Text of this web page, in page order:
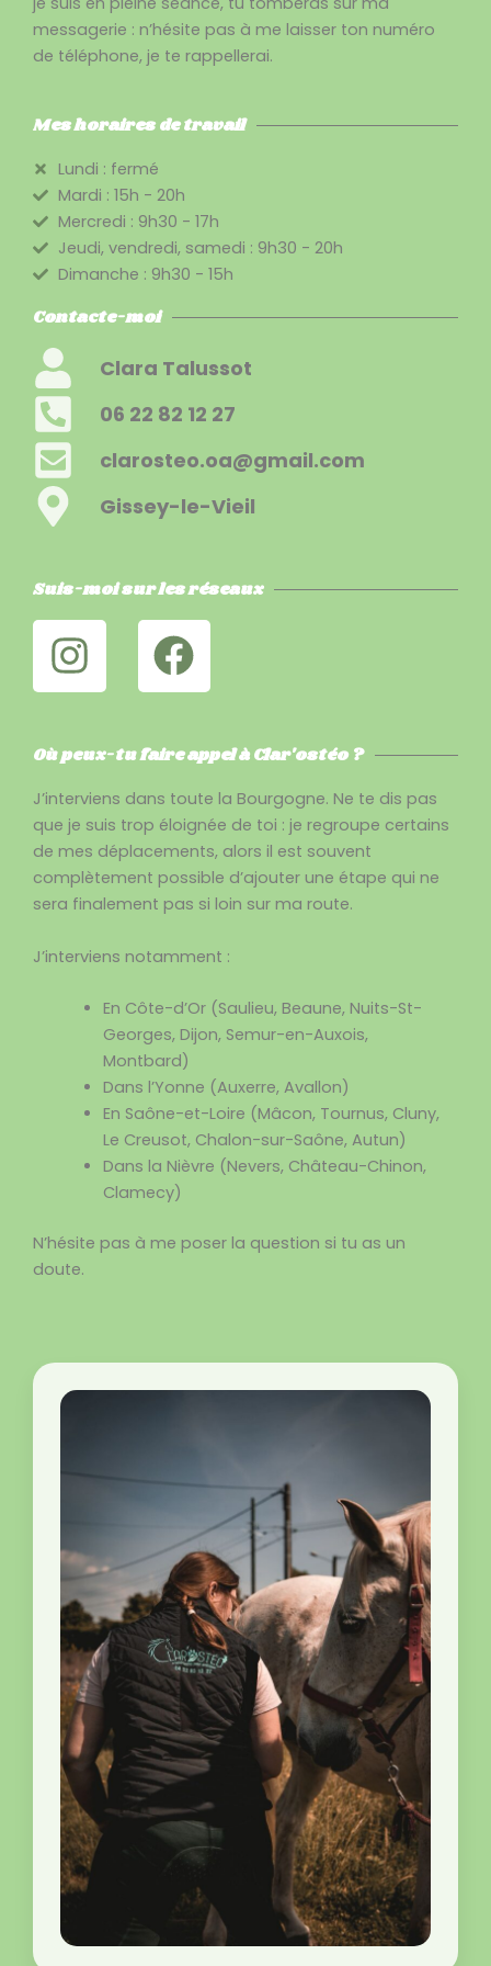
messagerie : n’hésite pas à me laisser ton numéro
de téléphone, je te rappellerai.
Mes horaires de travail
Lundi : fermé
Mardi : 15h - 20h
Mercredi : 9h30 - 17h
Jeudi, vendredi, samedi : 9h30 - 20h
Dimanche : 9h30 - 15h
Contacte-moi
Clara Talussot
06 22 82 12 27
clarosteo.oa@gmail.com
Gissey-le-Vieil
Suis-moi sur les réseaux
I
n
t
a
g
r
a
m
F
a
e
b
o
o
k
Où peux-tu faire appel à Clar'ostéo ?
J’interviens dans toute la Bourgogne. Ne te dis pas
que je suis trop éloignée de toi : je regroupe certains
de mes déplacements, alors il est souvent
complètement possible d’ajouter une étape qui ne
sera finalement pas si loin sur ma route.
J’interviens notamment :
En Côte-d’Or (Saulieu, Beaune, Nuits-St-
Georges, Dijon, Semur-en-Auxois,
Montbard)
Dans l’Yonne (Auxerre, Avallon)
En Saône-et-Loire (Mâcon, Tournus, Cluny,
Le Creusot, Chalon-sur-Saône, Autun)
Dans la Nièvre (Nevers, Château-Chinon,
Clamecy)
N’hésite pas à me poser la question si tu as un
doute.